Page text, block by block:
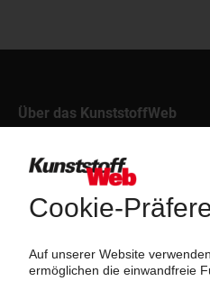
Über das KunststoffWeb
versorgt das KunststoffWeb
und Führungskräfte der
Nachrichten rund um das
Kunststoffe sowie Märkte,
Material, Anwendungen und